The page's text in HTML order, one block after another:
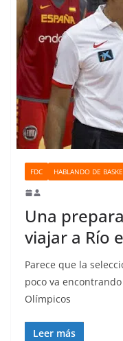
FDC HABLANDO DE
Una
viajar a Río
Parece que la
poco va
Olímpicos
Leer más